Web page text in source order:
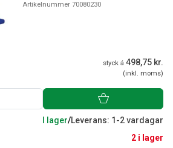
Artikelnummer 70080230
styck á 498,75 kr.
(inkl. moms)
I lager/Leverans: 1-2 vardagar
2 i lager